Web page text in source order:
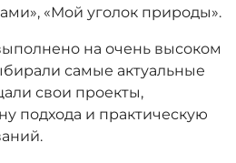
«Мой уголок природы».
на очень высоком
самые актуальные
свои проекты,
подхода и практическую